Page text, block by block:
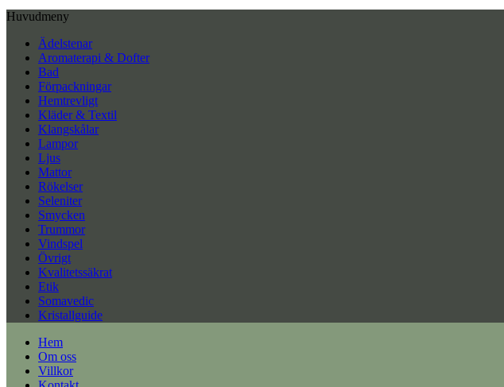
Huvudmeny
Ädelstenar
Aromaterapi & Dofter
Bad
Förpackningar
Hemtrevligt
Kläder & Textil
Klangskålar
Lampor
Ljus
Mattor
Rökelser
Seleniter
Smycken
Trummor
Vindspel
Övrigt
Kvalitetssäkrat
Etik
Somavedic
Kristallguide
Hem
Om oss
Villkor